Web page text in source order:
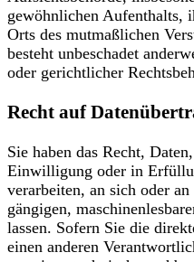
gewöhnlichen Aufenthalts,
Orts des mutmaßlichen
besteht unbeschadet
oder gerichtlicher
Recht auf
Sie haben das Recht,
Einwilligung oder in
verarbeiten, an sich oder
gängigen,
lassen. Sofern Sie die
einen anderen